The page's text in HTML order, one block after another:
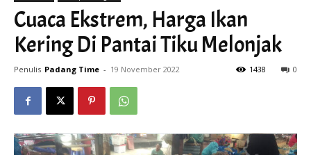
Cuaca Ekstrem, Harga Ikan
Kering Di Pantai Tiku Melonjak
Penulis Padang Time - 19 November 2022 0
1438